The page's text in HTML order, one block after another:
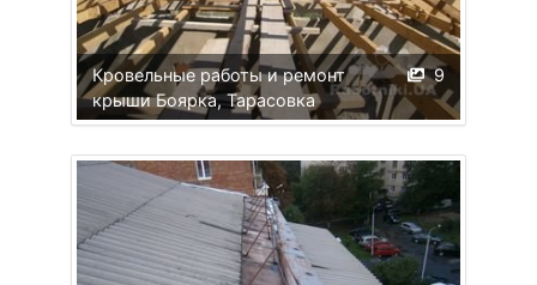
9
Кровельные работы и ремонт
крыши Боярка, Тарасовка